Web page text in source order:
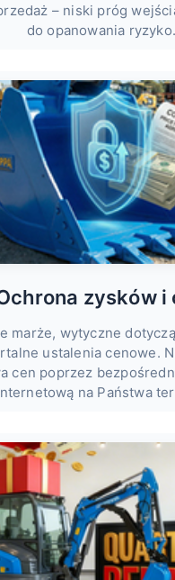
– niski próg
do opanowania ryzyko.
zysków i
marże, wytyczne
ustalenia cenowe.
cen poprzez
na Państwa